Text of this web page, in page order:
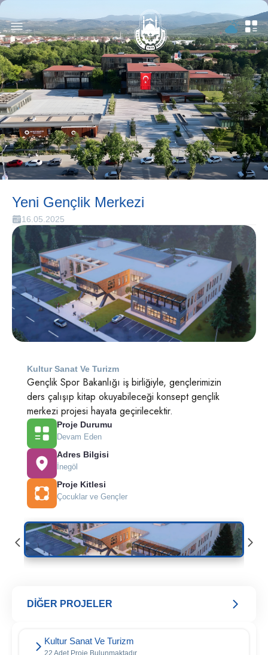
Yeni Gençlik Merkezi
16.05.2025
Kultur Sanat Ve Turizm
Gençlik Spor Bakanlığı iş birliğiyle, gençlerimizin
ders çalışıp kitap okuyabileceği konsept gençlik
merkezi projesi hayata geçirilecektir.
Proje Durumu
Devam Eden
Adres Bilgisi
İnegöl
Proje Kitlesi
Çocuklar ve Gençler
DİĞER PROJELER
Kultur Sanat Ve Turizm
22 Adet Proje Bulunmaktadır